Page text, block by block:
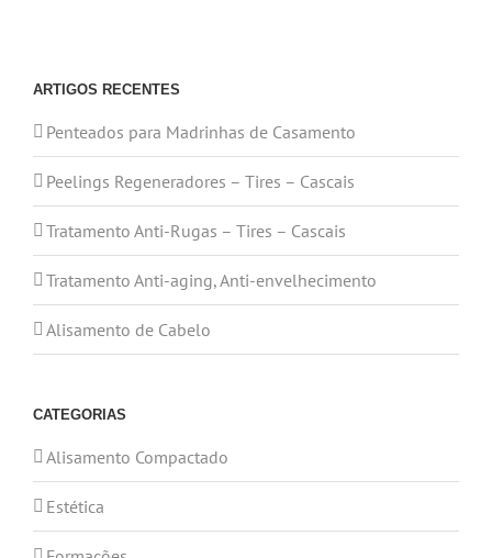
ARTIGOS RECENTES
Penteados para Madrinhas de Casamento
Peelings Regeneradores – Tires – Cascais
Tratamento Anti-Rugas – Tires – Cascais
Tratamento Anti-aging, Anti-envelhecimento
Alisamento de Cabelo
CATEGORIAS
Alisamento Compactado
Estética